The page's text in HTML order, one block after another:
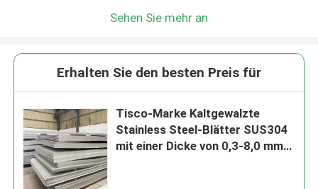
Sehen Sie mehr an
Erhalten Sie den besten Preis für
Tisco-Marke Kaltgewalzte
Stainless Steel-Blätter SUS304
mit einer Dicke von 0,3-8,0 mm